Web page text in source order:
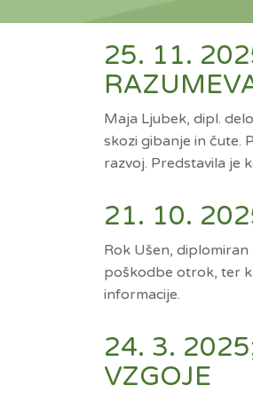
25. 11.
Maja Ljubek, dipl.
skozi gibanje in čute.
razvoj. Predstavila je
21. 10.
Rok Ušen,
poškodbe otrok, ter
informacije.
24. 3.
VZGOJE